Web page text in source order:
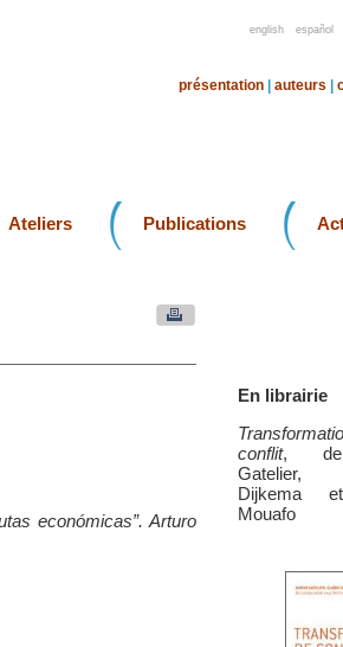
english español
présentation auteurs
Ateliers Publications
En librairie
conflit, de
Dijkema
Mouafo
económicas”. Arturo